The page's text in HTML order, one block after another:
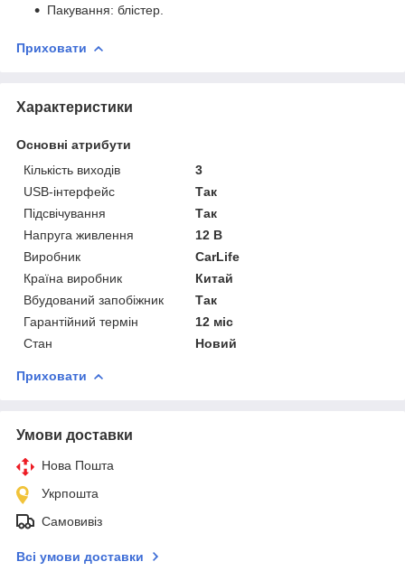
Пакування: блістер.
Приховати
Характеристики
Основні атрибути
Кількість виходів
3
USB-інтерфейс
Так
Підсвічування
Так
Напруга живлення
12 В
Виробник
CarLife
Країна виробник
Китай
Вбудований запобіжник
Так
Гарантійний термін
12 міс
Стан
Новий
Приховати
Умови доставки
Нова Пошта
Укрпошта
Самовивіз
Всі умови доставки